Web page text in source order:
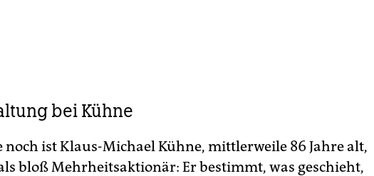
bei Kühne
noch ist Klaus-Michael Kühne, mittlerweile 86 Jahre alt,
bloß Mehrheitsaktionär: Er bestimmt, was geschieht,